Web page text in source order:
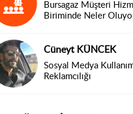
Bursagaz Müşteri
Biriminde Neler
Cüneyt KÜNCEK
Sosyal Medya
Reklamcılığı